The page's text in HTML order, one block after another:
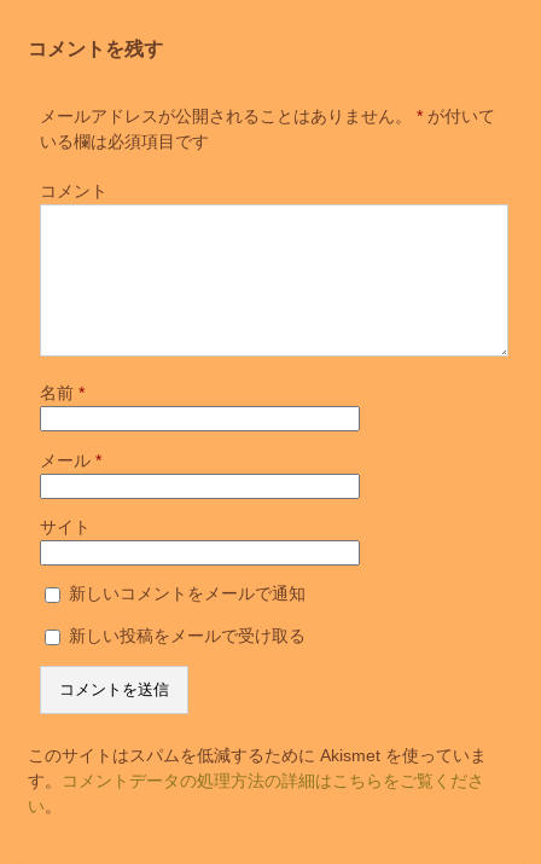
コメントを残す
メールアドレスが公開されることはありません。 *が付いて
いる欄は必須項目です
コメント
名前 *
メール *
サイト
新しいコメントをメールで通知
新しい投稿をメールで受け取る
このサイトはスパムを低減するために Akismet を使っていま
す。
コメントデータの処理方法の詳細はこちらをご覧くださ
い。